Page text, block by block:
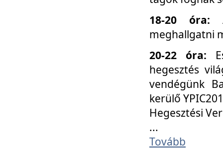
18-20 óra:
meghallgatni
20-22 óra:
hegesztés
vendégünk
kerülő
Hegesztési
...
Tovább